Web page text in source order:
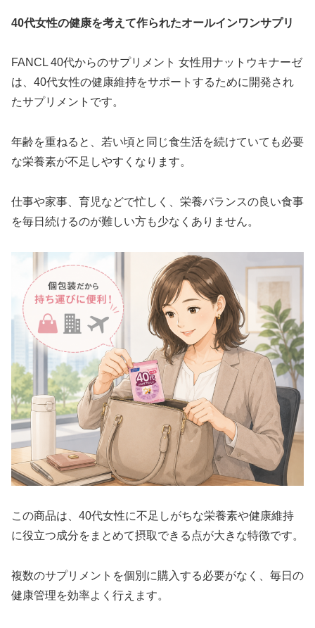
40代女性の健康を考えて作られたオールインワンサプリ
FANCL 40代からのサプリメント 女性用ナットウキナーゼ
は、40代女性の健康維持をサポートするために開発され
たサプリメントです。
年齢を重ねると、若い頃と同じ食生活を続けていても必要
な栄養素が不足しやすくなります。
仕事や家事、育児などで忙しく、栄養バランスの良い食事
を毎日続けるのが難しい方も少なくありません。
この商品は、40代女性に不足しがちな栄養素や健康維持
に役立つ成分をまとめて摂取できる点が大きな特徴です。
複数のサプリメントを個別に購入する必要がなく、毎日の
健康管理を効率よく行えます。